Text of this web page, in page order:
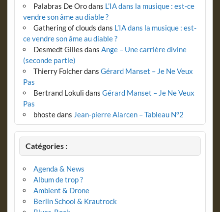
Palabras De Orodans L’IA dans la musique : est-ce
vendre son âme au diable ?
Gathering of clouds dans L’IA dans la musique : est-
ce vendre son âme au diable ?
Desmedt Gilles dans Ange – Une carrière divine
(seconde partie)
Thierry Folcherdans Gérard Manset – Je Ne Veux
Pas
Bertrand Lokuli dans Gérard Manset – Je Ne Veux
Pas
bhostedans Jean-pierre Alarcen – Tableau N°2
Catégories :
Agenda & News
Album de trop ?
Ambient & Drone
Berlin School & Krautrock